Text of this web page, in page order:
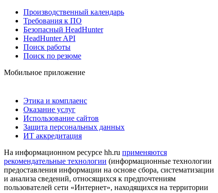
Производственный календарь
Требования к ПО
Безопасный HeadHunter
HeadHunter API
Поиск работы
Поиск по резюме
Мобильное приложение
Этика и комплаенс
Оказание услуг
Использование сайтов
Защита персональных данных
ИТ аккредитация
На информационном ресурсе hh.ru применяются
рекомендательные технологии (информационные технологии
предоставления информации на основе сбора, систематизации
и анализа сведений, относящихся к предпочтениям
пользователей сети «Интернет», находящихся на территории